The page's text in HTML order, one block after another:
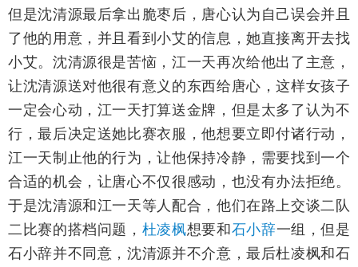
但是沈清源最后拿出脆枣后，唐心认为自己误会并且
了他的用意，并且看到小艾的信息，她直接离开去找
小艾。沈清源很是苦恼，江一天再次给他出了主意，
让沈清源送对他很有意义的东西给唐心，这样女孩子
一定会心动，江一天打算送金牌，但是太多了认为不
行，最后决定送她比赛衣服，他想要立即付诸行动，
江一天制止他的行为，让他保持冷静，需要找到一个
合适的机会，让唐心不仅很感动，也没有办法拒绝。
于是沈清源和江一天等人配合，他们在路上交谈二队
二比赛的搭档问题， 杜凌枫想要和石小辞一组，但是
石小辞并不同意，沈清源并不介意，最后杜凌枫和石